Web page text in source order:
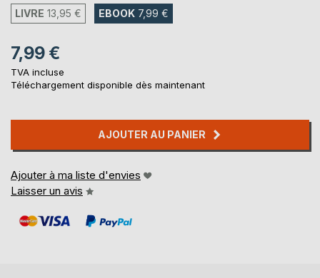
LIVRE 13,95 € EBOOK 7,99 €
7,99 €
TVA incluse
Téléchargement disponible dès maintenant
AJOUTER AU PANIER
Ajouter à ma liste d'envies
Laisser un avis